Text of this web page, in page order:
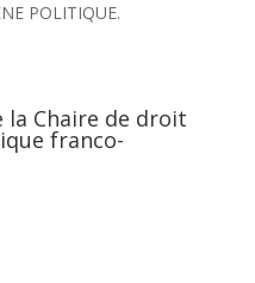
POLITIQUE.
la Chaire de droit
franco-